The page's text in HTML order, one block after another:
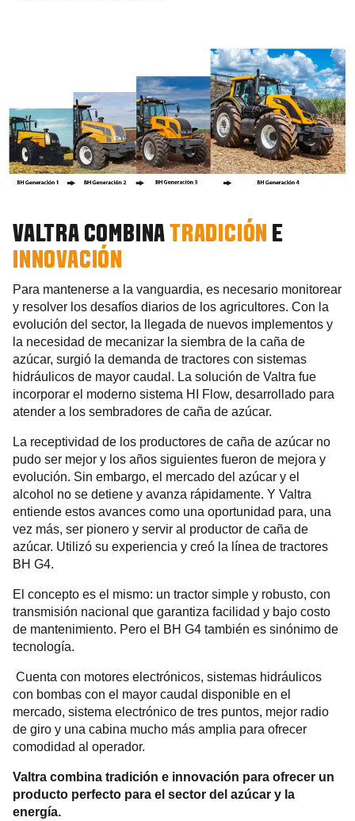
VALTRA COMBINA TRADICIÓN E
INNOVACIÓN
Para mantenerse a la vanguardia, es necesario monitorear
y resolver los desafíos diarios de los agricultores. Con la
evolución del sector, la llegada de nuevos implementos y
la necesidad de mecanizar la siembra de la caña de
azúcar, surgió la demanda de tractores con sistemas
hidráulicos de mayor caudal. La solución de Valtra fue
incorporar el moderno sistema HI Flow, desarrollado para
atender a los sembradores de caña de azúcar.
La receptividad de los productores de caña de azúcar no
pudo ser mejor y los años siguientes fueron de mejora y
evolución. Sin embargo, el mercado del azúcar y el
alcohol no se detiene y avanza rápidamente. Y Valtra
entiende estos avances como una oportunidad para, una
vez más, ser pionero y servir al productor de caña de
azúcar. Utilizó su experiencia y creó la línea de tractores
BH G4.
El concepto es el mismo: un tractor simple y robusto, con
transmisión nacional que garantiza facilidad y bajo costo
de mantenimiento. Pero el BH G4 también es sinónimo de
tecnología.
Cuenta con motores electrónicos, sistemas hidráulicos
con bombas con el mayor caudal disponible en el
mercado, sistema electrónico de tres puntos, mejor radio
de giro y una cabina mucho más amplia para ofrecer
comodidad al operador.
Valtra combina tradición e innovación para ofrecer un
producto perfecto para el sector del azúcar y la
energía.